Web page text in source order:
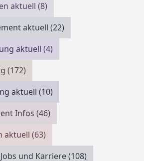
aktuell(8)
aktuell(22)
aktuell(4)
(172)
aktuell(10)
Infos(46)
aktuell(63)
und Karriere(108)